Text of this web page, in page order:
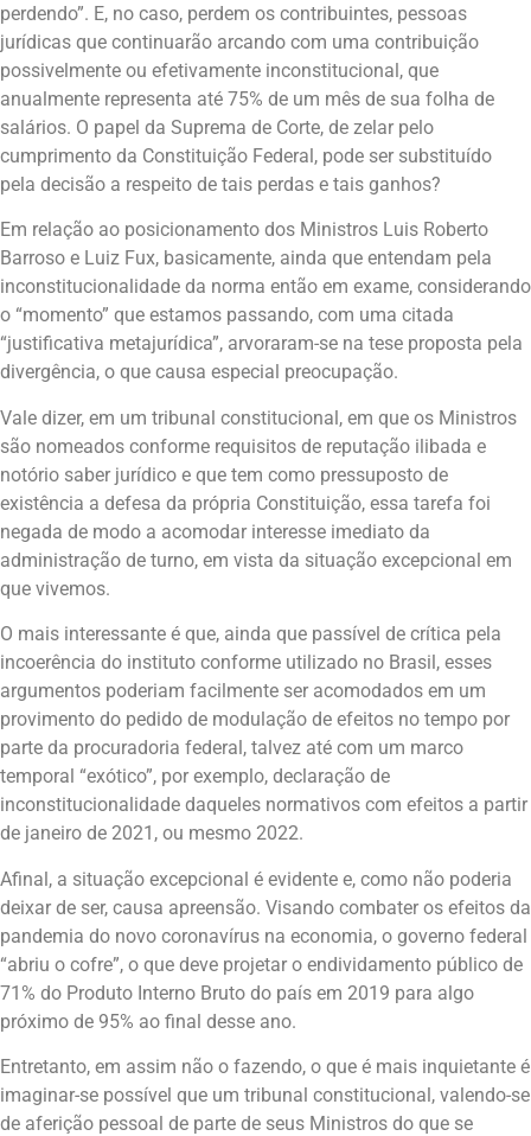
perdendo”. E, no caso, perdem os contribuintes, pessoas
jurídicas que continuarão arcando com uma contribuição
possivelmente ou efetivamente inconstitucional, que
anualmente representa até 75% de um mês de sua folha de
salários. O papel da Suprema de Corte, de zelar pelo
cumprimento da Constituição Federal, pode ser substituído
pela decisão a respeito de tais perdas e tais ganhos?
Em relação ao posicionamento dos Ministros Luis Roberto
Barroso e Luiz Fux, basicamente, ainda que entendam pela
inconstitucionalidade da norma então em exame, considerando
o “momento” que estamos passando, com uma citada
“justificativa metajurídica”, arvoraram-se na tese proposta pela
divergência, o que causa especial preocupação.
Vale dizer, em um tribunal constitucional, em que os Ministros
são nomeados conforme requisitos de reputação ilibada e
notório saber jurídico e que tem como pressuposto de
existência a defesa da própria Constituição, essa tarefa foi
negada de modo a acomodar interesse imediato da
administração de turno, em vista da situação excepcional em
que vivemos.
O mais interessante é que, ainda que passível de crítica pela
incoerência do instituto conforme utilizado no Brasil, esses
argumentos poderiam facilmente ser acomodados em um
provimento do pedido de modulação de efeitos no tempo por
parte da procuradoria federal, talvez até com um marco
temporal “exótico”, por exemplo, declaração de
inconstitucionalidade daqueles normativos com efeitos a partir
de janeiro de 2021, ou mesmo 2022.
Afinal, a situação excepcional é evidente e, como não poderia
deixar de ser, causa apreensão. Visando combater os efeitos da
pandemia do novo coronavírus na economia, o governo federal
“abriu o cofre”, o que deve projetar o endividamento público de
71% do Produto Interno Bruto do país em 2019 para algo
próximo de 95% ao final desse ano.
Entretanto, em assim não o fazendo, o que é mais inquietante é
imaginar-se possível que um tribunal constitucional, valendo-se
de aferição pessoal de parte de seus Ministros do que se